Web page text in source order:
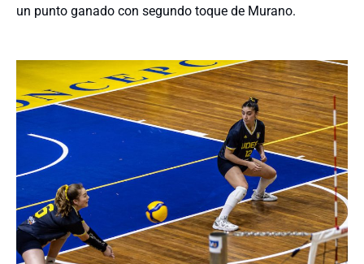
un punto ganado con segundo toque de Murano.